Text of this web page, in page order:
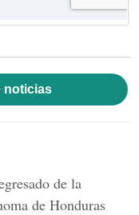
noticias
de la
de Honduras